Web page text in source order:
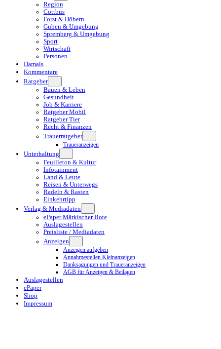
Region
Cottbus
Forst & Döbern
Guben & Umgebung
Spremberg & Umgebung
Sport
Wirtschaft
Personen
Damals
Kommentare
Ratgeber
Bauen & Leben
Gesundheit
Job & Karriere
Ratgeber Mobil
Ratgeber Tier
Recht & Finanzen
Trauerratgeber
Traueranzeigen
Unterhaltung
Feuilleton & Kultur
Infotainment
Land & Leute
Reisen & Unterwegs
Radeln & Rasten
Einkehrtipp
Verlag & Mediadaten
ePaper Märkischer Bote
Auslagestellen
Preisliste / Mediadaten
Anzeigen
Anzeigen aufgeben
Annahmestellen Kleinanzeigen
Danksagungen und Traueranzeigen
AGB für Anzeigen & Beilagen
Auslagestellen
ePaper
Shop
Impressum